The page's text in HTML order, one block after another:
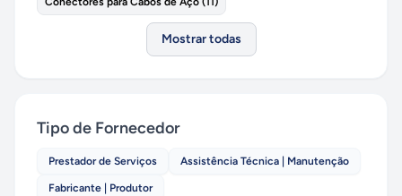
Mostrar todas
Tipo de Fornecedor
Prestador de Serviços Assistência Técnica | Manutenção
Fabricante | Produtor